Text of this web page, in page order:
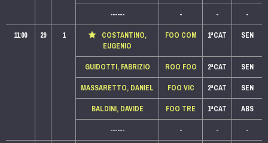
------
- -
-
11:00
29 1
COSTANTINO,
EUGENIO
FOO COM 1ªCAT SEN
GUIDOTTI, FABRIZIO ROO FOO 2ªCAT
SEN
MASSARETTO, DANIEL
FOO VIC 2ªCAT
SEN
BALDINI, DAVIDE
FOO TRE 1ªCAT
ABS
------
- -
-